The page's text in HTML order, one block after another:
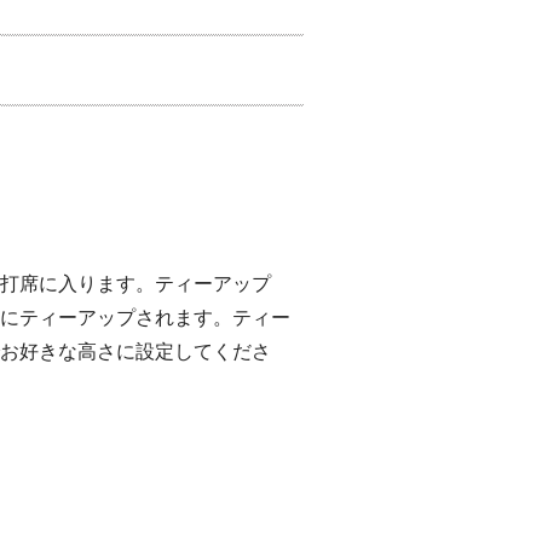
席に入ります。ティーアップ
ティーアップされます。ティー
好きな高さに設定してくださ